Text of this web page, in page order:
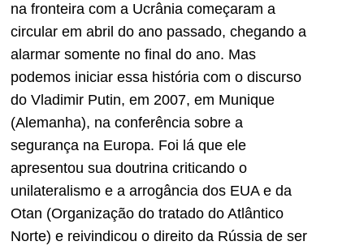
na fronteira com a Ucrânia começaram a
circular em abril do ano passado, chegando a
alarmar somente no final do ano. Mas
podemos iniciar essa história com o discurso
do Vladimir Putin, em 2007, em Munique
(Alemanha), na conferência sobre a
segurança na Europa. Foi lá que ele
apresentou sua doutrina criticando o
unilateralismo e a arrogância dos EUA e da
Otan (Organização do tratado do Atlântico
Norte) e reivindicou o direito da Rússia de ser